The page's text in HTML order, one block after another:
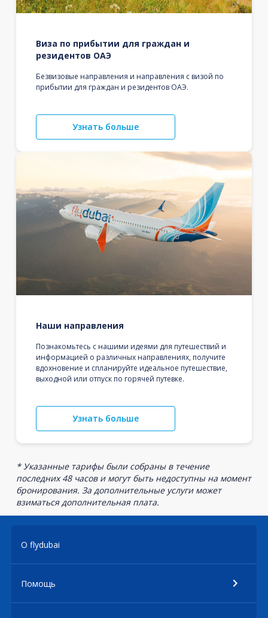
Виза по прибытии для граждан и
резидентов ОАЭ
Безвизовые направления и направления с визой по
прибытии для граждан и резидентов ОАЭ.
Узнать больше
Наши направления
Познакомьтесь с нашими идеями для путешествий и
информацией о различных направлениях, получите
вдохновение и спланируйте идеальное путешествие,
выходной или отпуск по горячей путевке.
Узнать больше
* Указанные тарифы были собраны в течение
последних 48 часов и могут быть недоступны на момент
бронирования. За дополнительные услуги может
взиматься дополнительная плата.
О flydubai
Помощь